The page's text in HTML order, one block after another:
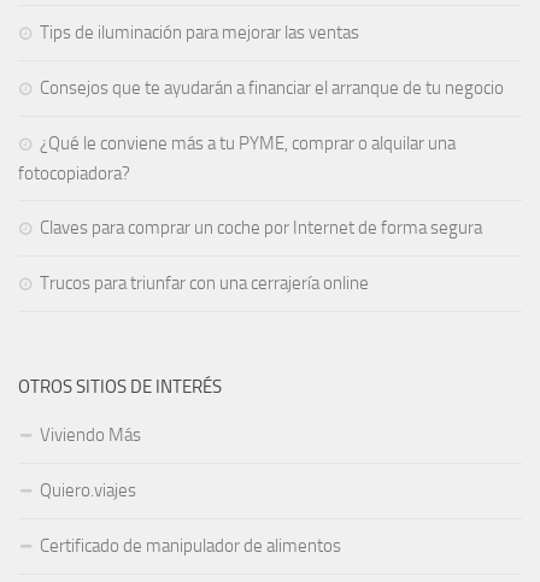
Tips de iluminación para mejorar las ventas
Consejos que te ayudarán a financiar el arranque de tu negocio
¿Qué le conviene más a tu PYME, comprar o alquilar una
fotocopiadora?
Claves para comprar un coche por Internet de forma segura
Trucos para triunfar con una cerrajería online
OTROS SITIOS DE INTERÉS
Viviendo Más
Quiero.viajes
Certificado de manipulador de alimentos